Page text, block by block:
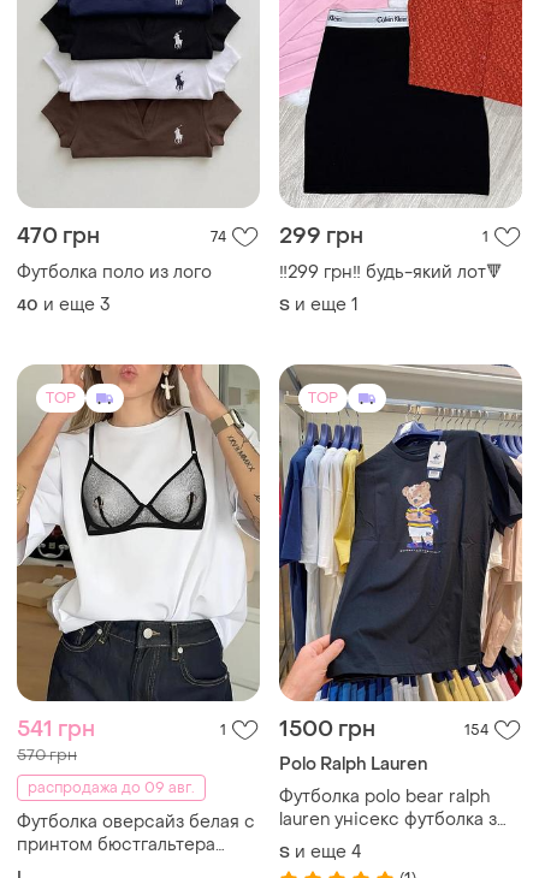
470 грн 74
Футболка поло из лого
40 и еще 3
299 грн 1
‼️299 грн‼️ будь-який лот🔻
S и еще 1
TOP
541 грн 1
570 грн
распродажа до 09 авг.
Футболка оверсайз белая с
принтом бюстгальтера
женская oversize
TOP
1500 грн 154
Polo Ralph Lauren
Футболка polo bear ralph
lauren унісекс футболка з
ведмедем, футболка
унисекс polo, футболка с
S и еще 4